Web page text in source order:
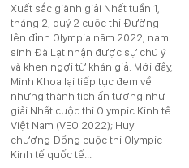
Xuất sắc giành giải Nhất tuần 1,
tháng 2, quý 2 cuộc thi Đường
lên đỉnh Olympia năm 2022, nam
sinh Đà Lạt nhận được sự chú ý
và khen ngợi từ khán giả. Mới đây,
Minh Khoa lại tiếp tục đem về
những thành tích ấn tượng như
giải Nhất cuộc thi Olympic Kinh tế
Việt Nam (VEO 2022); Huy
chương Đồng cuộc thi Olympic
Kinh tế quốc tế...